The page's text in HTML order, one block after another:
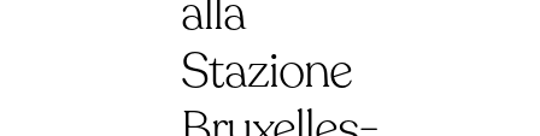
alla
Stazione